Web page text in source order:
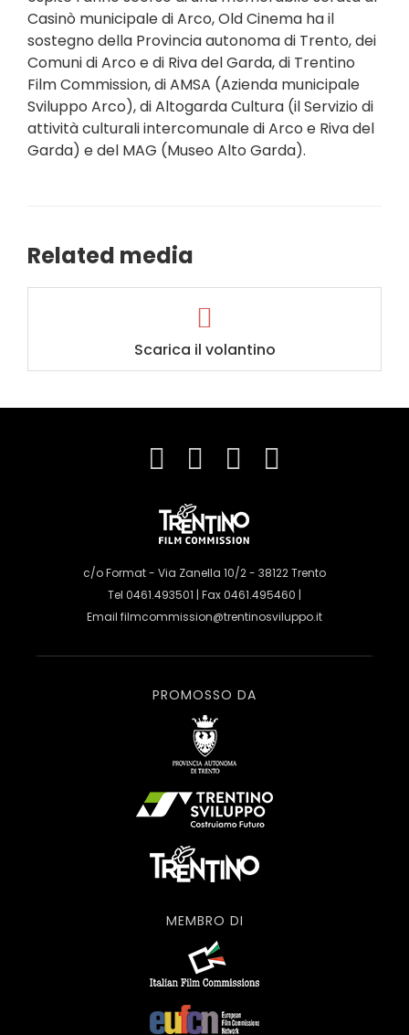
Casinò municipale di Arco, Old Cinema ha il
sostegno della Provincia autonoma di Trento, dei
Comuni di Arco e di Riva del Garda, di Trentino
Film Commission, di AMSA (Azienda municipale
Sviluppo Arco), di Altogarda Cultura (il Servizio di
attività culturali intercomunale di Arco e Riva del
Garda) e del MAG (Museo Alto Garda).
Related media
Scarica il volantino
c/o Format - Via Zanella 10/2 - 38122 Trento
Tel 0461.493501 | Fax 0461.495460 |
Email filmcommission@trentinosviluppo.it
PROMOSSO DA
MEMBRO DI